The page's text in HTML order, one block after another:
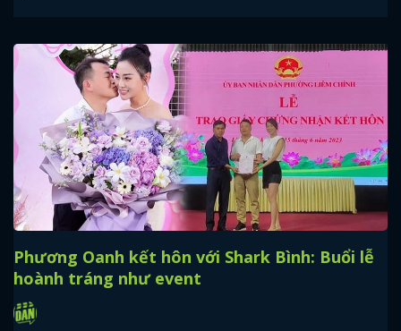
Phương Oanh kết hôn với Shark Bình: Buổi lễ
hoành tráng như event